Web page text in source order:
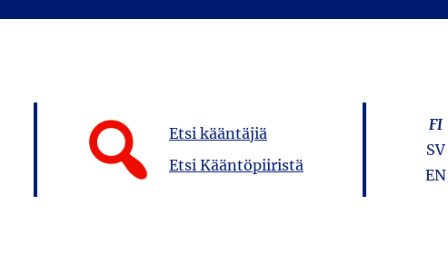
Etsi kääntäjiä
Etsi Kääntöpiiristä
FI
SV
EN